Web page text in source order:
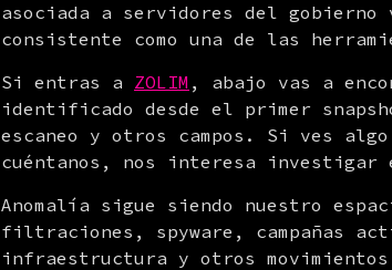
asociada a servidores del gobierno
consistente como una de las
Si entras a ZOLIM , abajo vas a
identificado desde el primer
escaneo y otros campos. Si ves
cuéntanos, nos interesa investigar
Anomalía sigue siendo nuestro
filtraciones, spyware, campañas
infraestructura y otros